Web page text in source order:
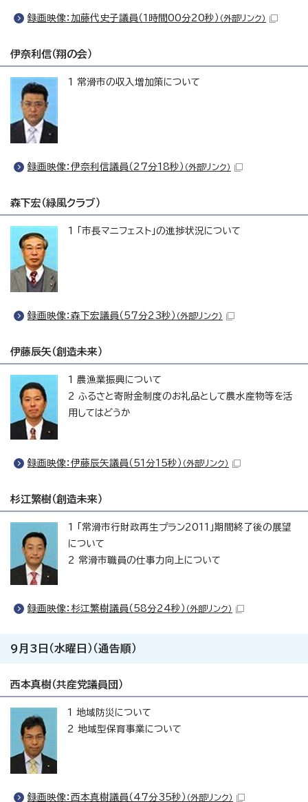
録画映像：加藤代史子議員（1時間00分20秒） （外部リンク）
伊奈利信（翔の会）
1 常滑市の収入増加策について
録画映像：伊奈利信議員（27分18秒） （外部リンク）
森下宏（緑風クラブ）
1 「市長マニフェスト」の進捗状況について
録画映像：森下宏議員（57分23秒） （外部リンク）
伊藤辰矢（創造未来）
1 農漁業振興について
2 ふるさと寄附金制度のお礼品として農水産物等を活
用してはどうか
録画映像：伊藤辰矢議員（51分15秒） （外部リンク）
杉江繁樹（創造未来）
1 「常滑市行財政再生プラン2011」期間終了後の展望
について
2 常滑市職員の仕事力向上について
録画映像：杉江繁樹議員（58分24秒） （外部リンク）
9月3日（水曜日）（通告順）
西本真樹（共産党議員団）
1 地域防災について
2 地域型保育事業について
録画映像：西本真樹議員（47分35秒） （外部リンク）